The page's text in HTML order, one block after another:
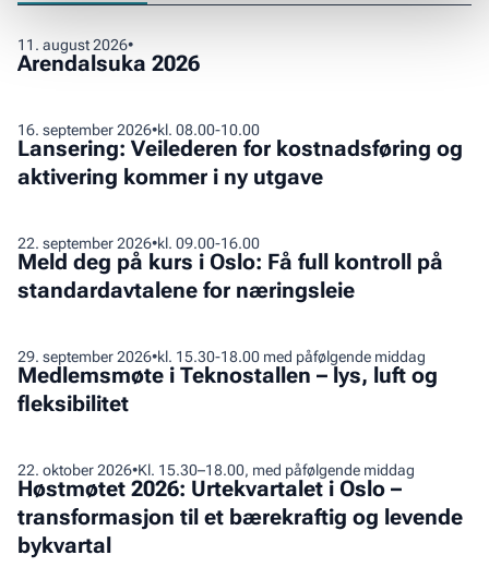
11 . august 2026•
Arendalsuka 2026
Arendalsuka
2026
16. september 2026•kl. 08.00-10.00
Lansering: Veilederen for kostnadsføring og
aktivering kommer i ny utgave
Lansering:
Veilederen
for
og
aktivering
kommer
utgave
22. september 2026•kl. 09.00-16.00
Meld deg på kurs i Oslo: Få full kontroll på
standardavtalene for næringsleie
Meld
deg
på
i
Oslo:
Få
på
standardavtalene
for
næringsleie
29. september 2026•kl. 15.30-18.00 med påfølgende middag
Medlemsmøte i Teknostallen – lys, luft og
fleksibilitet
Medlemsmøte
i
Teknostallen
lys,
luft
og
fleksibilitet
22. oktober 2026•Kl. 15.30–18.00, med påfølgende middag
Høstmøtet 2026: Urtekvartalet i Oslo –
transformasjon til et bærekraftig og levende
bykvartal
Høstmøtet
2026:
Urtekvartalet